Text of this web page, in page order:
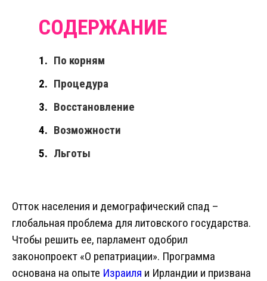
По корням
Процедура
Восстановление
Возможности
Льготы
Отток населения и демографический спад –
глобальная проблема для литовского государства.
Чтобы решить ее, парламент одобрил
законопроект «О репатриации». Программа
основана на опыте Израиля и Ирландии и призвана